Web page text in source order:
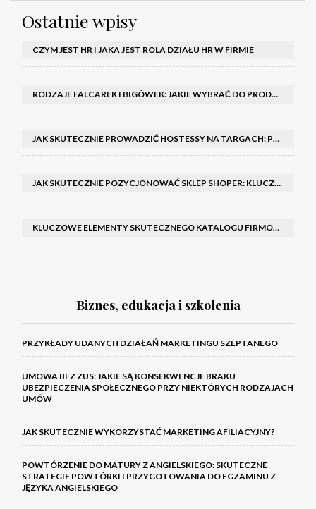
Ostatnie wpisy
CZYM JEST HR I JAKA JEST ROLA DZIAŁU HR W FIRMIE
RODZAJE FALCAREK I BIGÓWEK: JAKIE WYBRAĆ DO PRODUKCJI?
JAK SKUTECZNIE PROWADZIĆ HOSTESSY NA TARGACH: PORADNIK I SZKOLENIA
JAK SKUTECZNIE POZYCJONOWAĆ SKLEP SHOPER: KLUCZOWE KROKI I STRATEGIE
KLUCZOWE ELEMENTY SKUTECZNEGO KATALOGU FIRMOWEGO I BROSZURY
Biznes, edukacja i szkolenia
PRZYKŁADY UDANYCH DZIAŁAŃ MARKETINGU SZEPTANEGO
UMOWA BEZ ZUS: JAKIE SĄ KONSEKWENCJE BRAKU
UBEZPIECZENIA SPOŁECZNEGO PRZY NIEKTÓRYCH RODZAJACH
UMÓW
JAK SKUTECZNIE WYKORZYSTAĆ MARKETING AFILIACYJNY?
POWTÓRZENIE DO MATURY Z ANGIELSKIEGO: SKUTECZNE
STRATEGIE POWTÓRKI I PRZYGOTOWANIA DO EGZAMINU Z
JĘZYKA ANGIELSKIEGO